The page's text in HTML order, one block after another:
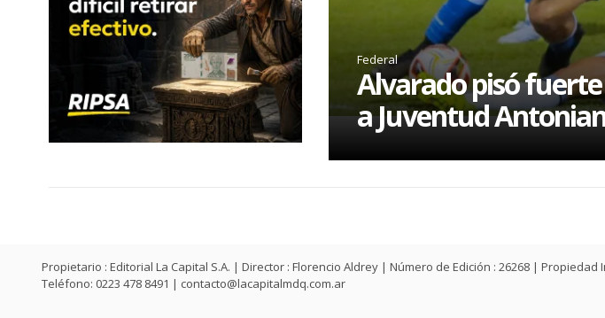
Federal
Alvarado pisó fuerte
a Juventud
Propietario : Editorial La Capital S.A. | Director : Florencio Aldrey | Número de Edición : 26268 |
Teléfono: 0223 478 8491 | contacto@lacapitalmdq.com.ar